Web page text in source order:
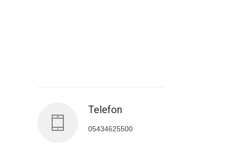
Telefon
05434625500